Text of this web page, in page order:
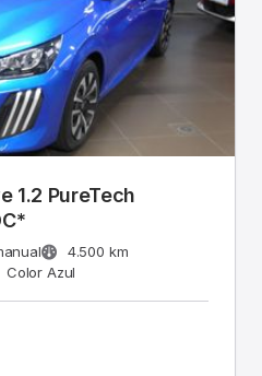
1.2 PureTech
4.500 km
Color Azul